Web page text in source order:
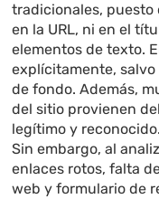
tradicionales, puesto
en la URL, ni en el
elementos de texto.
explícitamente, salvo
de fondo. Además,
del sitio provienen
legítimo y reconocido.
Sin embargo, al
enlaces rotos, falta
web y formulario de